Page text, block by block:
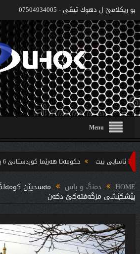
بو ريكلامێ ل دهوك تیڤی - 07504934005
Menu
حکومەتا هەرێما کوردستانێ 6 پروژێن کارەبێ ل پارێزگەها دهوکێ هنارتنه‌ قوناغا بجهئینانێ
بریار ده‌رئێخستن
HOME دەنگ و باس مەسحیێن
پێشكێشی مزگەفتەكێ دكەن